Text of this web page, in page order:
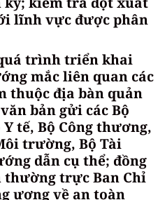
lĩnh vực được phân
trình triển khai
mắc liên quan các
thuộc địa bàn quản
bản gửi các Bộ
tế, Bộ Công thương,
trường, Bộ Tài
dẫn cụ thể; đồng
thường trực Ban Chỉ
ương về an toàn